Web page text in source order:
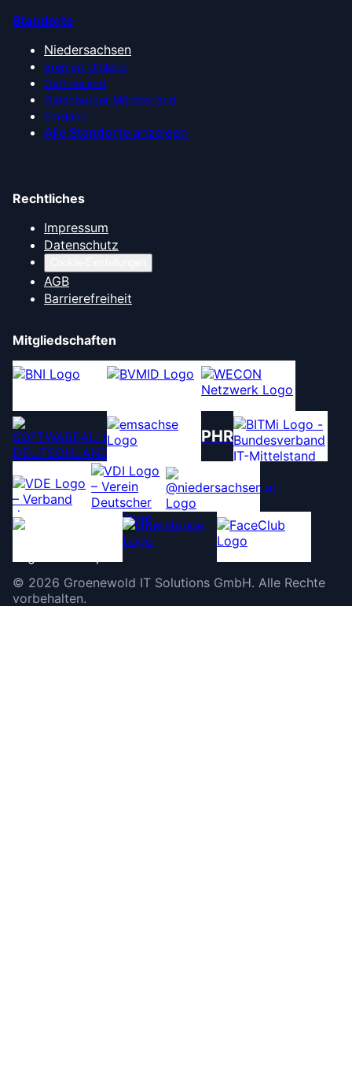
Standorte
Niedersachsen
Bremen-Umland
Ostfriesland
Oldenburger Münsterland
Emsland
Alle Standorte anzeigen
Rechtliches
Impressum
Datenschutz
AGB
Barrierefreiheit
Mitgliedschaften
PHR
© 2026 Groenewold IT Solutions GmbH. Alle Rechte
vorbehalten.